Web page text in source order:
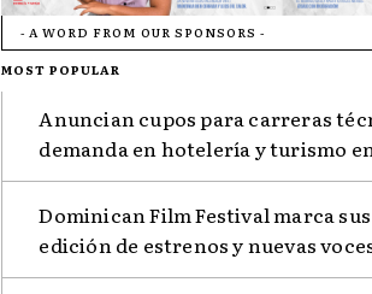
- A WORD FROM OUR SPONSORS -
MOST POPULAR
Anuncian cupos para carreras
demanda en hotelería y turismo
Dominican Film Festival marca sus
edición de estrenos y nuevas